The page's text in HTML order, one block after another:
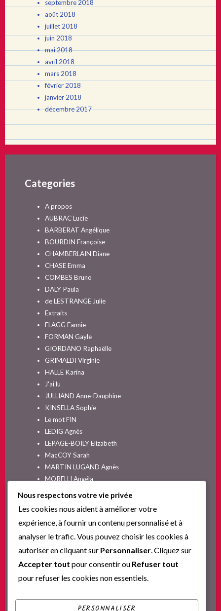
septembre 2018
août 2018
juillet 2018
juin 2018
mai 2018
avril 2018
mars 2018
février 2018
janvier 2018
décembre 2017
Categories
A propos
AUBRAC Lucie
BARBERAT Angélique
BOURDIN Françoise
CHAMBERLAIN Diane
CHASE Emma
COMBES Bruno
DALY Paula
de LESTRANGE Julie
Extraits
FLAGG Fannie
FORMAN Gayle
GIORDANO Raphaëlle
GRIMALDI Virginie
HALLE Karina
J'ai lu
JULLIAND Anne-Dauphine
KINSELLA Sophie
Le mot FIN
LEDIG Agnès
LEPAGE-BOILY Elizabeth
MacCOY Sarah
MARTIN LUGAND Agnès
MORELLI Angéla
Non classé
PINGUILLY Yves
RIVA Alex
SESKIS Tina
SOLNON Jean-François
Nous respectons votre vie privée
Les cookies nous aident à améliorer votre
expérience, à fournir un contenu personnalisé et à
analyser le trafic. Vous pouvez choisir les cookies à
autoriser en cliquant sur Personnaliser . Cliquez sur
Accepter tout pour consentir ou Refuser tout
pour refuser les cookies non essentiels.
PERSONNALISER